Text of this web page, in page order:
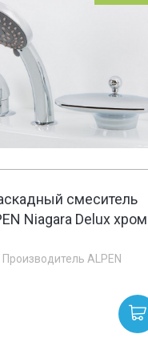
смеситель
Niagara Delux хром
Производитель ALPEN